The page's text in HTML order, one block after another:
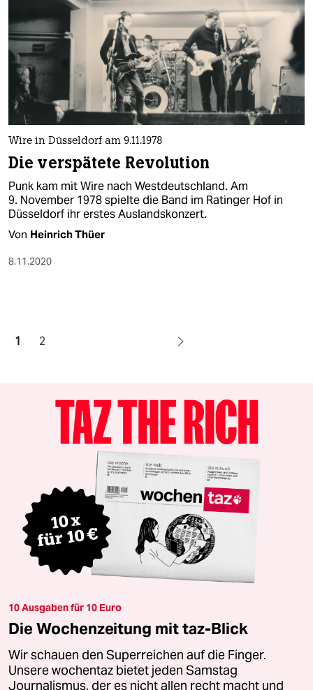
Wire in Düsseldorf am 9.11.1978
Die verspätete Revolution
Punk kam mit Wire nach Westdeutschland. Am
9. November 1978 spielte die Band im Ratinger Hof in
Düsseldorf ihr erstes Auslandskonzert.
Von Heinrich Thüer
8.11.2020
1 2
10 Ausgaben für 10 Euro
Die Wochenzeitung mit taz-Blick
Wir schauen den Superreichen auf die Finger.
Unsere wochentaz bietet jeden Samstag
Journalismus, der es nicht allen recht macht und